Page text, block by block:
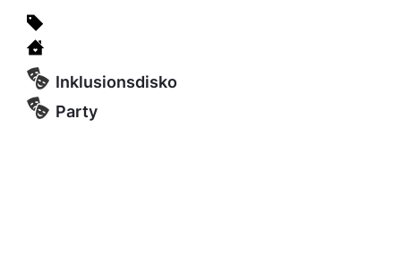
Inklusionsdisko
Party